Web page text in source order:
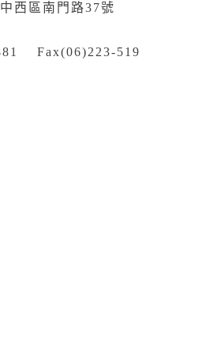
西區南門路37號
Fax(06)223-519